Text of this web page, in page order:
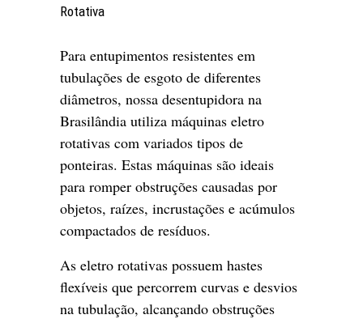
Rotativa
Para entupimentos resistentes em
tubulações de esgoto de diferentes
diâmetros, nossa desentupidora na
Brasilândia utiliza máquinas eletro
rotativas com variados tipos de
ponteiras. Estas máquinas são ideais
para romper obstruções causadas por
objetos, raízes, incrustações e acúmulos
compactados de resíduos.
As eletro rotativas possuem hastes
flexíveis que percorrem curvas e desvios
na tubulação, alcançando obstruções